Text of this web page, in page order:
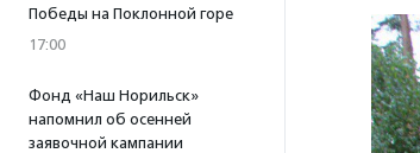
Победы на Поклонной горе
17:00
Фонд «Наш Норильск»
напомнил об осенней
заявочной кампании